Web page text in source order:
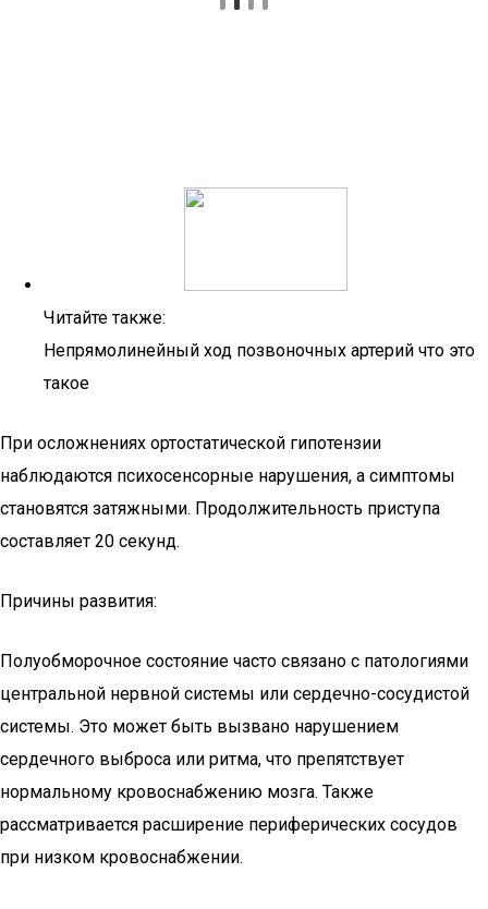
Читайте также:
Непрямолинейный ход позвоночных артерий что это
такое
При осложнениях ортостатической гипотензии
наблюдаются психосенсорные нарушения, а симптомы
становятся затяжными. Продолжительность приступа
составляет 20 секунд.
Причины развития:
Полуобморочное состояние часто связано с патологиями
центральной нервной системы или сердечно-сосудистой
системы. Это может быть вызвано нарушением
сердечного выброса или ритма, что препятствует
нормальному кровоснабжению мозга. Также
рассматривается расширение периферических сосудов
при низком кровоснабжении.